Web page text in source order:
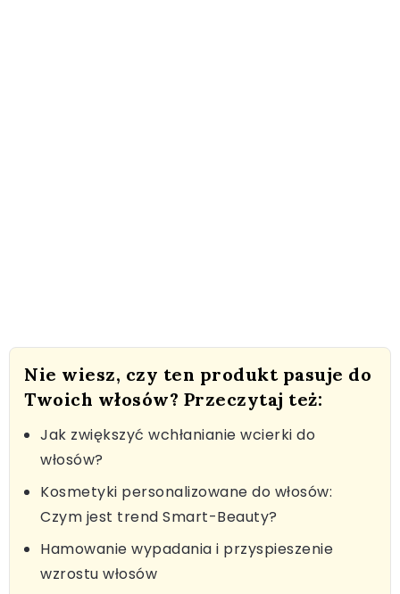
Nie wiesz, czy ten produkt pasuje do
Twoich włosów? Przeczytaj też:
Jak zwiększyć wchłanianie wcierki do
włosów?
Kosmetyki personalizowane do włosów:
Czym jest trend Smart-Beauty?
Hamowanie wypadania i przyspieszenie
wzrostu włosów